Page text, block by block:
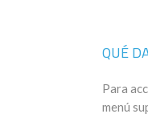
QUÉ
Para
menú